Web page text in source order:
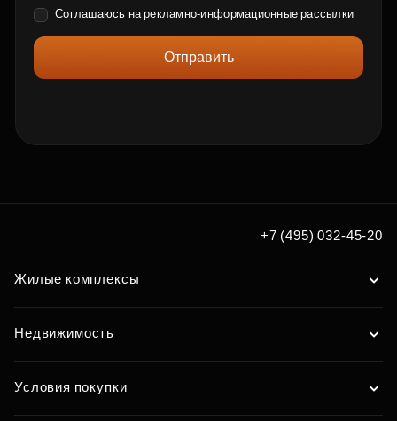
Соглашаюсь нарекламно-информационные рассылки
Отправить
+7 (495) 032-45-20
Жилые комплексы
Недвижимость
Условия покупки